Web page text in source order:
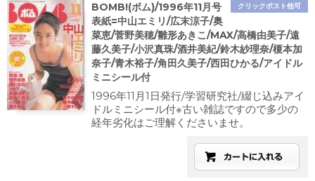
クリックポスト他可
BOMB!(ボム)/1996年11月号
表紙=中山エミリ/広末涼子/奥
菜恵/菅野美穂/雛形あきこ/MAX/高橋由美子/遠
藤久美子/小沢真珠/酒井美紀/鈴木紗理奈/榎本加
奈子/青木裕子/角田久美子/西田ひかる/アイドル
ミニシール付
1996年11月1日発行/学習研究社/綴じ込みアイ
ドルミニシール付※古い雑誌ですので多少の
経年劣化はご理解くださいませ。